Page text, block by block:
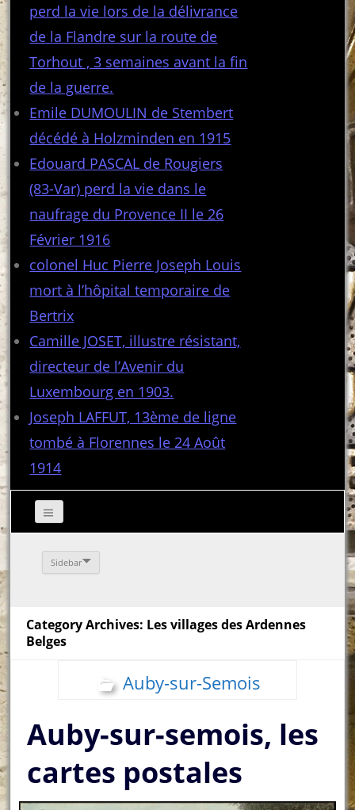
perd la vie lors de la délivrance
de la Flandre sur la route de
Torhout , 3 semaines avant la fin
de la guerre.
Emile DUMOULIN de Stembert
décédé à Holzminden en 1915
Edouard PASCAL de Rougiers
(83-Var) perd la vie dans le
naufrage du Provence II le 26
Février 1916
colonel Huc Pierre Joseph Louis
mort à l’hôpital temporaire de
Bertrix
Camille JOSET, illustre résistant,
directeur de l’Avenir du
Luxembourg en 1903.
Joseph LAFFUT, 13ème de ligne
tombé à Florennes le 24 Août
1914
Sidebar
Category Archives: Les villages des Ardennes
Belges
Auby-sur-Semois
Auby-sur-semois, les
cartes postales